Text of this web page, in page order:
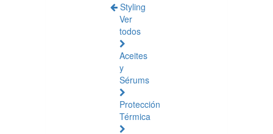
Styling
Ver
todos
Aceites
y
Sérums
Protección
Térmica